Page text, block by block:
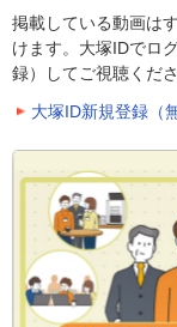
掲載している動画は
けます。大塚IDでロ
録）してご視聴くださ
大塚ID新規登録（